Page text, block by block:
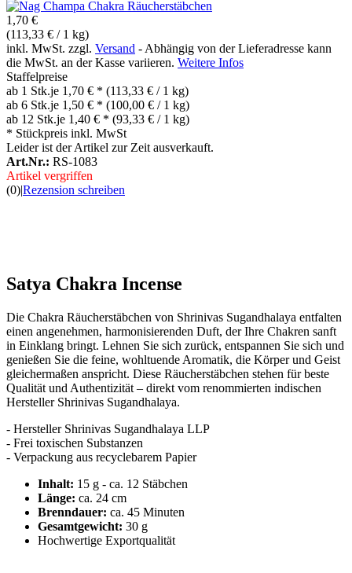
1,70 €
(113,33 € / 1 kg)
inkl. MwSt. zzgl. Versand - Abhängig von der Lieferadresse kann
die MwSt. an der Kasse variieren. Weitere Infos
Staffelpreise
ab 1 Stk.je 1,70 € * (113,33 € / 1 kg)
ab 6 Stk.je 1,50 € * (100,00 € / 1 kg)
ab 12 Stk.je 1,40 € * (93,33 € / 1 kg)
* Stückpreis inkl. MwSt
Leider ist der Artikel zur Zeit ausverkauft.
Art.Nr.: RS-1083
Artikel vergriffen
(0)|Rezension schreiben
Satya Chakra Incense
Die Chakra Räucherstäbchen von Shrinivas Sugandhalaya entfalten
einen angenehmen, harmonisierenden Duft, der Ihre Chakren sanft
in Einklang bringt. Lehnen Sie sich zurück, entspannen Sie sich und
genießen Sie die feine, wohltuende Aromatik, die Körper und Geist
gleichermaßen anspricht. Diese Räucherstäbchen stehen für beste
Qualität und Authentizität – direkt vom renommierten indischen
Hersteller Shrinivas Sugandhalaya.
- Hersteller Shrinivas Sugandhalaya LLP
- Frei toxischen Substanzen
- Verpackung aus recyclebarem Papier
Inhalt: 15 g - ca. 12 Stäbchen
Länge: ca. 24 cm
Brenndauer: ca. 45 Minuten
Gesamtgewicht: 30 g
Hochwertige Exportqualität